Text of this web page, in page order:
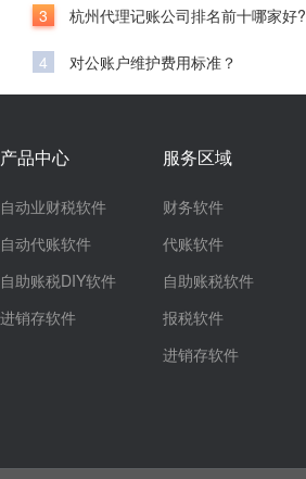
3 杭州代理记账公司排名前十哪家好?
4 对公账户维护费用标准？
产品中心
自动业财税软件
自动代账软件
自助账税DIY软件
进销存软件
服务区域
财务软件
代账软件
自助账税软件
报税软件
进销存软件